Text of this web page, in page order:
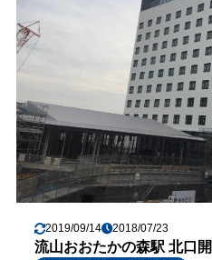
2019/09/14 2018/07/23
流山おおたかの森駅 北口